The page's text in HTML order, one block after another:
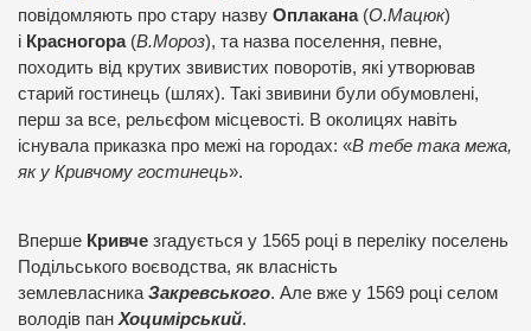
повідомляють про стару назву Оплакана (О.Мацюк)
і Красногора(В.Мороз), та назва поселення, певне,
походить від крутих звивистих поворотів, які утворював
старий гостинець (шлях). Такі звивини були обумовлені,
перш за все, рельєфом місцевості. В околицях навіть
існувала приказка про межі на городах: «В тебе така межа,
як у Кривчому гостинець».
Вперше Кривче згадується у 1565 році в переліку поселень
Подільського воєводства, як власність
землевласникаЗакревського. Але вже у 1569 році селом
володів панХоцимірський.